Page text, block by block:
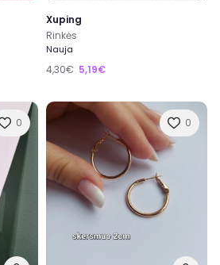
Xuping
Rinkės
Nauja
4,30€ 5,19€
0 0